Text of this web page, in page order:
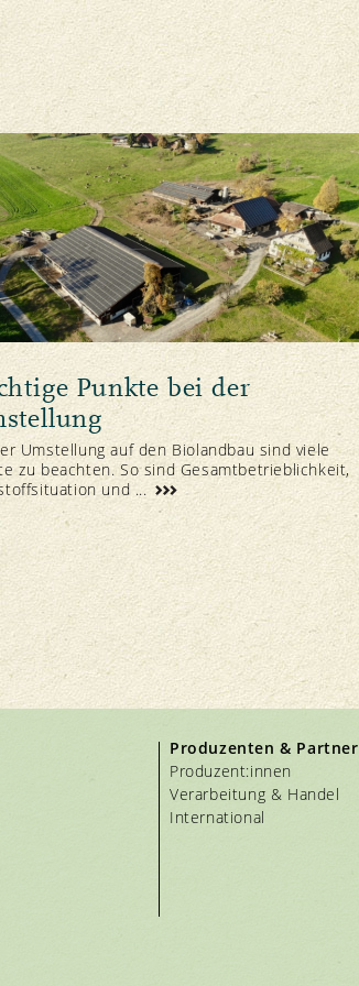
jedoch dürfen nicht
Betrieb gelagert oder
Auftraggebers dürfen unerlaubte
eingesetzt werden. Unerlaubte
abgerechnet oder auf diesem
Punkte bei der
Umstellung auf den Biolandbau sind viele
zu beachten. So sind Gesamtbetrieblichkeit,
und ...
Produzenten & Partner
Produzent:innen
Verarbeitung & Handel
International